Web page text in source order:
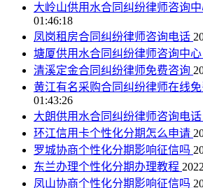
大岭山供用水合同纠纷律师咨询
01:46:18
凤岗租房合同纠纷律师咨询电话
塘厦供用水合同纠纷律师咨询中心
清溪定金合同纠纷律师免费咨询
黄江有名采购合同纠纷律师在线
01:43:26
大朗供用水合同纠纷律师咨询电话
环江信用卡个性化分期怎么申请
罗城协商个性化分期影响征信吗
东兰办理个性化分期办理教程
凤山协商个性化分期影响征信吗